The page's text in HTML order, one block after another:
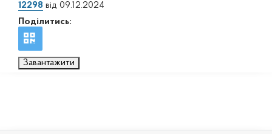
12298 від 09.12.2024
Поділитись:
Завантажити